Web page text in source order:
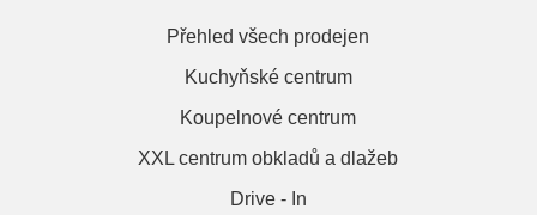
Přehled všech prodejen
Kuchyňské centrum
Koupelnové centrum
XXL centrum obkladů a dlažeb
Drive - In